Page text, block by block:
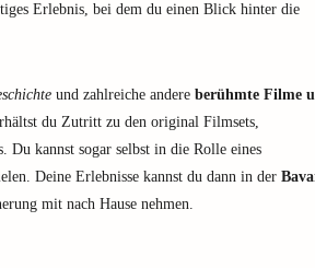
Erlebnis, bei dem du einen Blick hinter die
und zahlreiche andere berühmte Filme
du Zutritt zu den original Filmsets,
Du kannst sogar selbst in die Rolle eines
Deine Erlebnisse kannst du dann in der
mit nach Hause nehmen.